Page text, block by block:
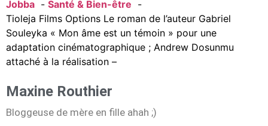
Jobba
Santé & Bien-être
Tioleja Films Options Le roman de l’auteur Gabriel
Souleyka « Mon âme est un témoin » pour une
adaptation cinématographique ; Andrew Dosunmu
attaché à la réalisation –
Maxine Routhier
Bloggeuse de mère en fille ahah ;)